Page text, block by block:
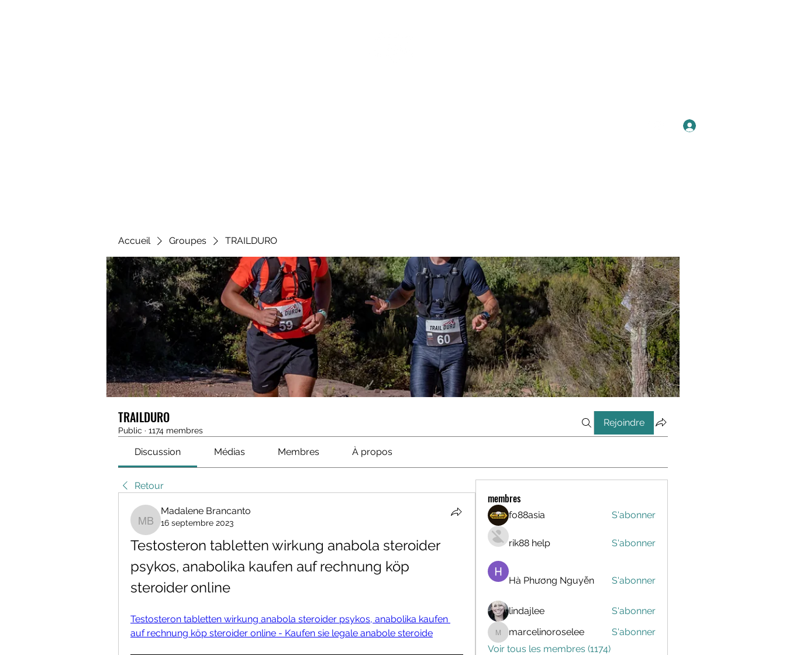
Accueil Groupes TRAILDURO
TRAILDURO
Public · 1174 membres
Rejoindre
Discussion Médias Membres À propos
Retour
Madalene Brancanto
Madalene Brancanto
16 septembre 2023
Testosteron tabletten wirkung anabola steroider
psykos, anabolika kaufen auf rechnung köp
steroider online
Testosteron tabletten wirkung anabola steroider psykos, anabolika kaufen
auf rechnung köp steroider online - Kaufen sie legale anabole steroide
membres
fo88asia S'abonner
rik88 help S'abonner
Hà Phương Nguyễn S'abonner
lindajlee S'abonner
marcelinoroselee
marcelinoroselee
S'abonner
Voir tous les membres (1174)